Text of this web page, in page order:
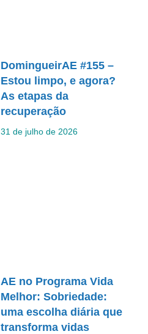
DomingueirAE #155 –
Estou limpo, e agora?
As etapas da
recuperação
31 de julho de 2026
AE no Programa Vida
Melhor: Sobriedade:
uma escolha diária que
transforma vidas